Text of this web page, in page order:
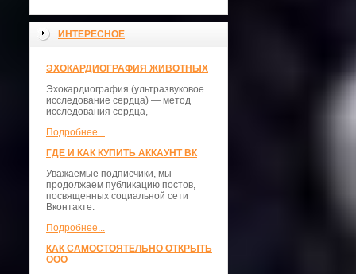
ИНТЕРЕСНОЕ
ЭХОКАРДИОГРАФИЯ ЖИВОТНЫХ
Эхокардиография (ультразвуковое
исследование сердца) — метод
исследования сердца,
Подробнее...
ГДЕ И КАК КУПИТЬ АККАУНТ ВК
Уважаемые подписчики, мы
продолжаем публикацию постов,
посвященных социальной сети
Вконтакте.
Подробнее...
КАК САМОСТОЯТЕЛЬНО ОТКРЫТЬ
ООО